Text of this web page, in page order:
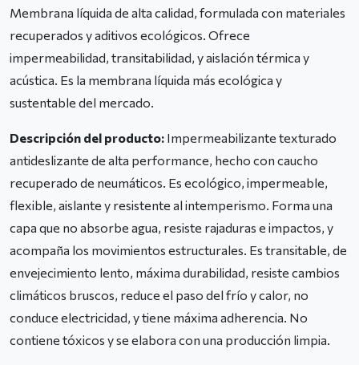
Membrana líquida de alta calidad, formulada con materiales
recuperados y aditivos ecológicos. Ofrece
impermeabilidad, transitabilidad, y aislación térmica y
acústica. Es la membrana líquida más ecológica y
sustentable del mercado.
Descripción del producto: Impermeabilizante texturado
antideslizante de alta performance, hecho con caucho
recuperado de neumáticos. Es ecológico, impermeable,
flexible, aislante y resistente al intemperismo. Forma una
capa que no absorbe agua, resiste rajaduras e impactos, y
acompaña los movimientos estructurales. Es transitable, de
envejecimiento lento, máxima durabilidad, resiste cambios
climáticos bruscos, reduce el paso del frío y calor, no
conduce electricidad, y tiene máxima adherencia. No
contiene tóxicos y se elabora con una producción limpia.